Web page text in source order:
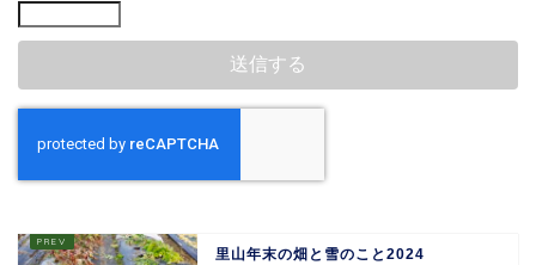
里山年末の畑と雪のこと2024